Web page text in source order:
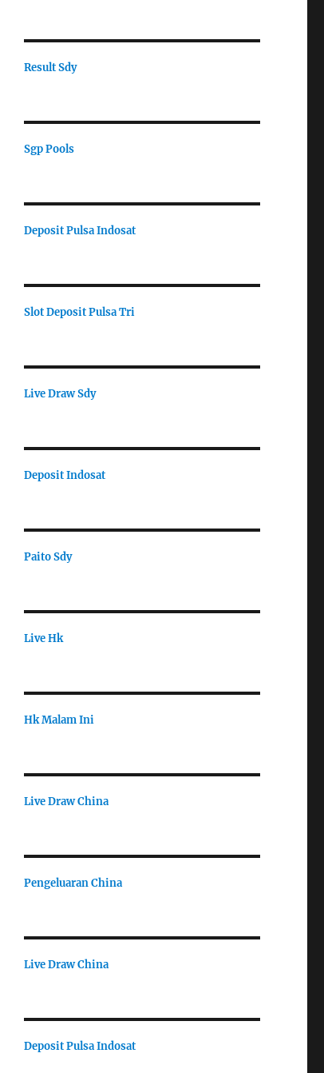
Result Sdy
Sgp Pools
Deposit Pulsa Indosat
Slot Deposit Pulsa Tri
Live Draw Sdy
Deposit Indosat
Paito Sdy
Live Hk
Hk Malam Ini
Live Draw China
Pengeluaran China
Live Draw China
Deposit Pulsa Indosat